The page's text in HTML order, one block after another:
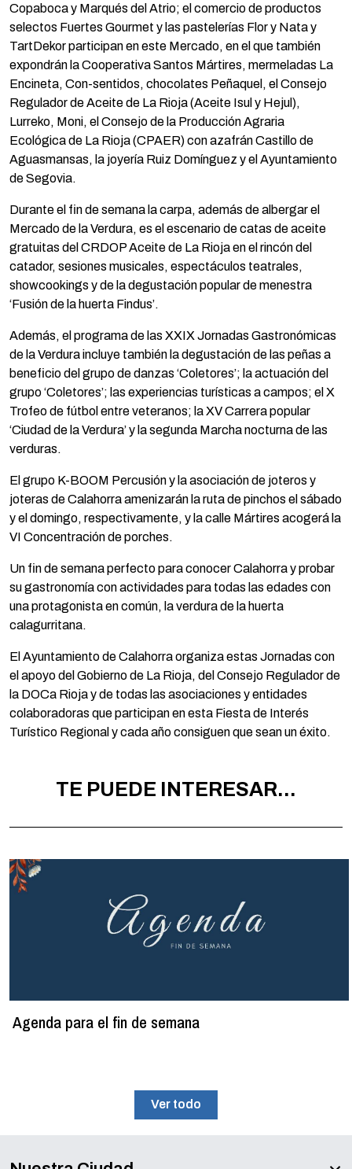
Copaboca y Marqués del Atrio; el comercio de productos
selectos Fuertes Gourmet y las pastelerías Flor y Nata y
TartDekor participan en este Mercado, en el que también
expondrán la Cooperativa Santos Mártires, mermeladas La
Encineta, Con-sentidos, chocolates Peñaquel, el Consejo
Regulador de Aceite de La Rioja (Aceite Isul y Hejul),
Lurreko, Moni, el Consejo de la Producción Agraria
Ecológica de La Rioja (CPAER) con azafrán Castillo de
Aguasmansas, la joyería Ruiz Domínguez y el Ayuntamiento
de Segovia.
Durante el fin de semana la carpa, además de albergar el
Mercado de la Verdura, es el escenario de catas de aceite
gratuitas del CRDOP Aceite de La Rioja en el rincón del
catador, sesiones musicales, espectáculos teatrales,
showcookings y de la degustación popular de menestra
‘Fusión de la huerta Findus’.
Además, el programa de las XXIX Jornadas Gastronómicas
de la Verdura incluye también la degustación de las peñas a
beneficio del grupo de danzas ‘Coletores’; la actuación del
grupo ‘Coletores’; las experiencias turísticas a campos; el X
Trofeo de fútbol entre veteranos; la XV Carrera popular
‘Ciudad de la Verdura’ y la segunda Marcha nocturna de las
verduras.
El grupo K-BOOM Percusión y la asociación de joteros y
joteras de Calahorra amenizarán la ruta de pinchos el sábado
y el domingo, respectivamente, y la calle Mártires acogerá la
VI Concentración de porches.
Un fin de semana perfecto para conocer Calahorra y probar
su gastronomía con actividades para todas las edades con
una protagonista en común, la verdura de la huerta
calagurritana.
El Ayuntamiento de Calahorra organiza estas Jornadas con
el apoyo del Gobierno de La Rioja, del Consejo Regulador de
la DOCa Rioja y de todas las asociaciones y entidades
colaboradoras que participan en esta Fiesta de Interés
Turístico Regional y cada año consiguen que sean un éxito.
TE PUEDE INTERESAR...
Agenda para el fin de semana
Ver todo